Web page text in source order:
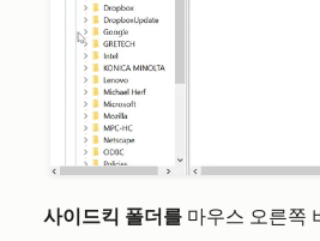
사이드킥 폴더를 마우스 오른쪽